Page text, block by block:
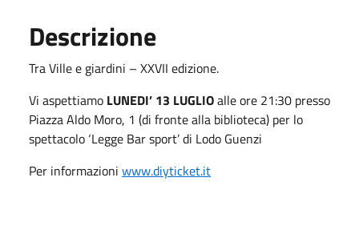
Descrizione
Tra Ville e giardini – XXVII edizione.
Vi aspettiamo LUNEDI’ 13 LUGLIOalle ore 21:30 presso
Piazza Aldo Moro, 1 (di fronte alla biblioteca) per lo
spettacolo ‘Legge Bar sport’ di Lodo Guenzi
Per informazioni www.diyticket.it